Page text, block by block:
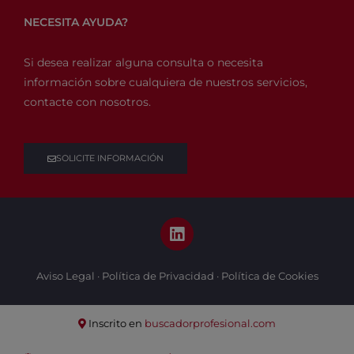
NECESITA AYUDA?
Si desea realizar alguna consulta o necesita
información sobre cualquiera de nuestros servicios,
contacte con nosotros.
SOLICITE INFORMACIÓN
L
i
k
d
i
Aviso Legal · Política de Privacidad · Política de Cookies
Inscrito en buscadorprofesional.com